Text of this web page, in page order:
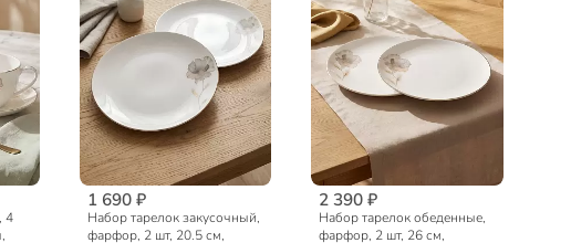
4
1 690 ₽
Набор тарелок закусочный,
фарфор, 2 шт, 20.5 см,
2 390 ₽
Набор тарелок обеденные,
фарфор, 2 шт, 26 см,